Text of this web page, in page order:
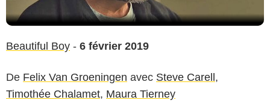
Beautiful Boy - 6 février 2019
De Felix Van Groeningen avec Steve Carell ,
Timothée Chalamet, Maura Tierney